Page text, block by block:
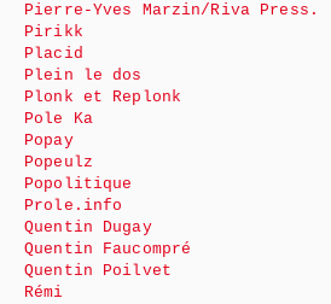
Pierre-Yves Marzin/Riva Press.
Pirikk
Placid
Plein le dos
Plonk et Replonk
Pole Ka
Popay
Popeulz
Popolitique
Prole.info
Quentin Dugay
Quentin Faucompré
Quentin Poilvet
Rémi